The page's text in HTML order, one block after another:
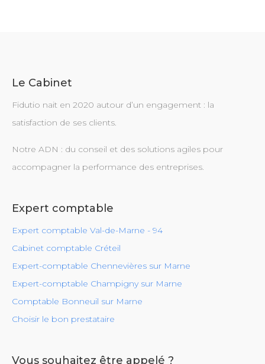
Le Cabinet
Fidutio nait en 2020 autour d’un engagement : la
satisfaction de ses clients.
Notre ADN : du conseil et des solutions agiles pour
accompagner la performance des entreprises.
Expert comptable
Expert comptable Val-de-Marne - 94
Cabinet comptable Créteil
Expert-comptable Chennevières sur Marne
Expert-comptable Champigny sur Marne
Comptable Bonneuil sur Marne
Choisir le bon prestataire
Vous souhaitez être appelé ?